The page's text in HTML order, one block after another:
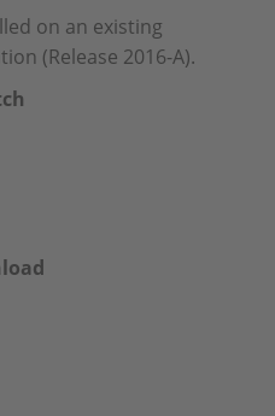
on an existing
(Release 2016-A).